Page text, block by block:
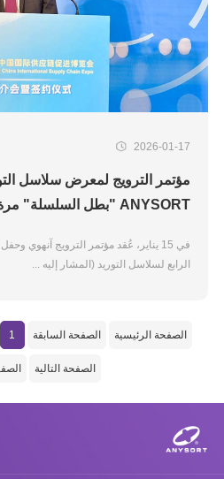
2026-01-17
مؤتمر الترويج لمعرض سلاسل
ANYSORT "بطل السلسلة" مرة أخرى؟
في 15 يناير، عُقد مؤتمر الترويج آنهوي
الرابع لسلاسل التوريد (المشار إليه ...
الصفحة الرئيسية الصفحة السابقة 1
الصفحة التالية